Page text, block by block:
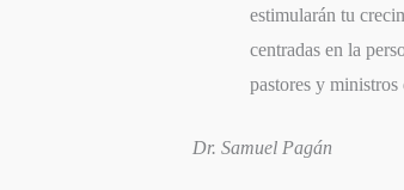
estimularán tu
centradas en la
pastores y ministros
Dr. Samuel Pagán